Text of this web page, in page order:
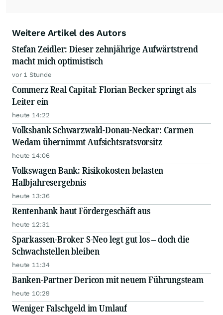
Weitere Artikel des Autors
Stefan Zeidler: Dieser zehnjährige Aufwärtstrend
macht mich optimistisch
vor 1 Stunde
Commerz Real Capital: Florian Becker springt als
Leiter ein
heute 14:22
Volksbank Schwarzwald-Donau-Neckar: Carmen
Wedam übernimmt Aufsichtsratsvorsitz
heute 14:06
Volkswagen Bank: Risikokosten belasten
Halbjahresergebnis
heute 13:36
Rentenbank baut Fördergeschäft aus
heute 12:31
Sparkassen-Broker S-Neo legt gut los – doch die
Schwachstellen bleiben
heute 11:34
Banken-Partner Dericon mit neuem Führungsteam
heute 10:29
Weniger Falschgeld im Umlauf